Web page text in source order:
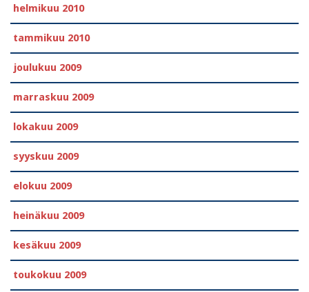
helmikuu 2010
tammikuu 2010
joulukuu 2009
marraskuu 2009
lokakuu 2009
syyskuu 2009
elokuu 2009
heinäkuu 2009
kesäkuu 2009
toukokuu 2009